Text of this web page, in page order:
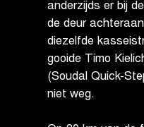
anderzijds er bij
de deur
diezelfde
gooide Timo
(Soudal Quick-
niet weg.